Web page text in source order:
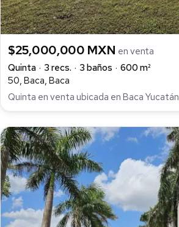
$25,000,000 MXN en venta
Quinta
3 recs. 3 baños
600 m²
50, Baca, Baca
Quinta en venta ubicada en Baca Yucatán